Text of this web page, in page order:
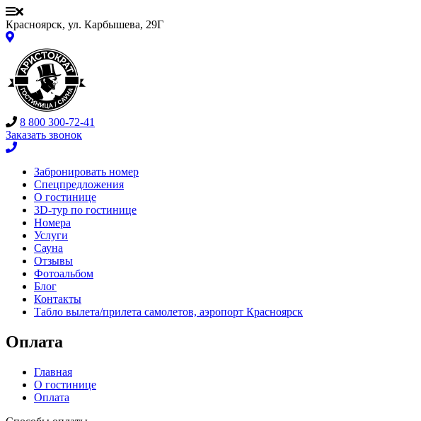
Красноярск, ул. Карбышева, 29Г
8 800 300-72-41
Заказать звонок
Забронировать номер
Спецпредложения
О гостинице
3D-тур по гостинице
Номера
Услуги
Сауна
Отзывы
Фотоальбом
Блог
Контакты
Табло вылета/прилета самолетов, аэропорт Красноярск
Оплата
Главная
О гостинице
Оплата